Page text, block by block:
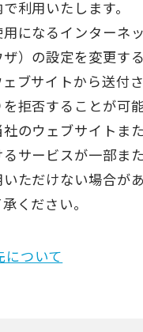
利用いたします。
になるインターネ
）の設定を変更す
ブサイトから送付
拒否することが可能
のウェブサイトま
サービスが一部ま
ただけない場合が
ください。
について